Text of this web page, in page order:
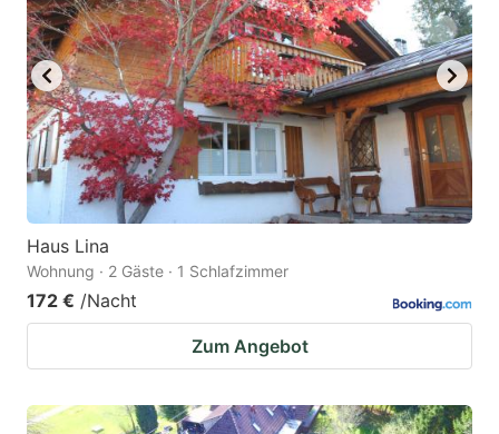
Haus Lina
Wohnung · 2 Gäste · 1 Schlafzimmer
172 € /Nacht
Zum Angebot